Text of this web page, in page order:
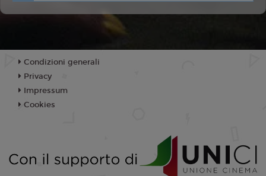
Condizioni generali
Privacy
Impressum
Cookies